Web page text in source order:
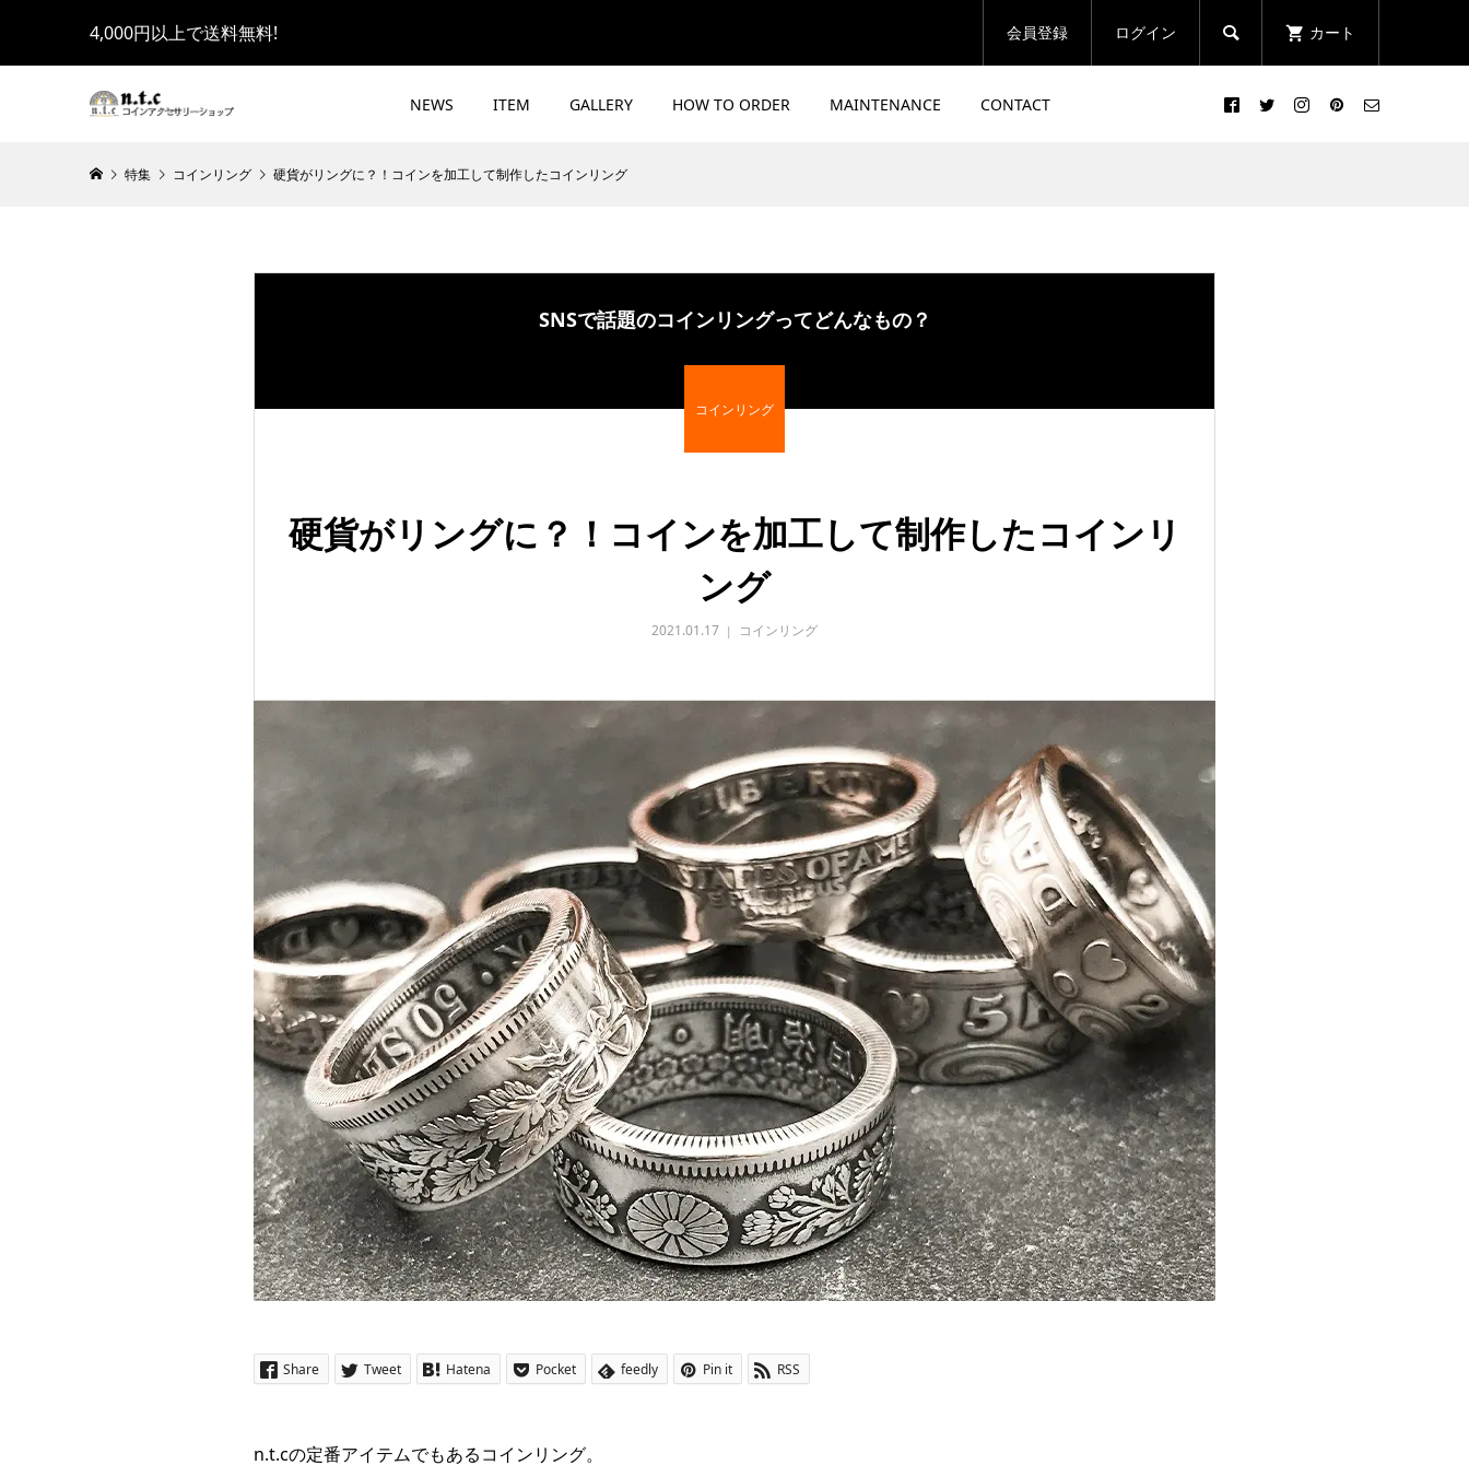
4,000円以上で送料無料! 会員登録 ログイン  カート
NEWS ITEM GALLERY HOW TO ORDER MAINTENANCE CONTACT
特集 コインリング 硬貨がリングに？！コインを加工して制作したコインリング
SNSで話題のコインリングってどんなもの？
コインリング
硬貨がリングに？！コインを加工して制作したコインリ
ング
2021.01.17 コインリング
Share Tweet Hatena Pocket feedly Pin it RSS
n.t.cの定番アイテムでもあるコインリング。